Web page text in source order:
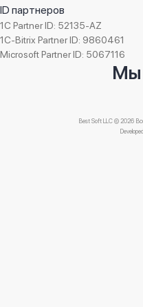
ID партнеров
1C Partner ID: 52135-AZ
1C-Bitrix Partner ID: 9860461
Microsoft Partner ID: 5067116
Мы
Best Soft LLC © 2026